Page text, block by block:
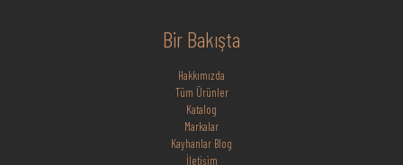
Bir Bakışta
Hakkımızda
Tüm Ürünler
Katalog
Markalar
Kayhanlar Blog
İletişim